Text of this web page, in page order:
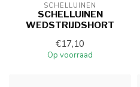
SCHELLUINEN
SCHELLUINEN
WEDSTRIJDSHORT
€17,10
Op voorraad